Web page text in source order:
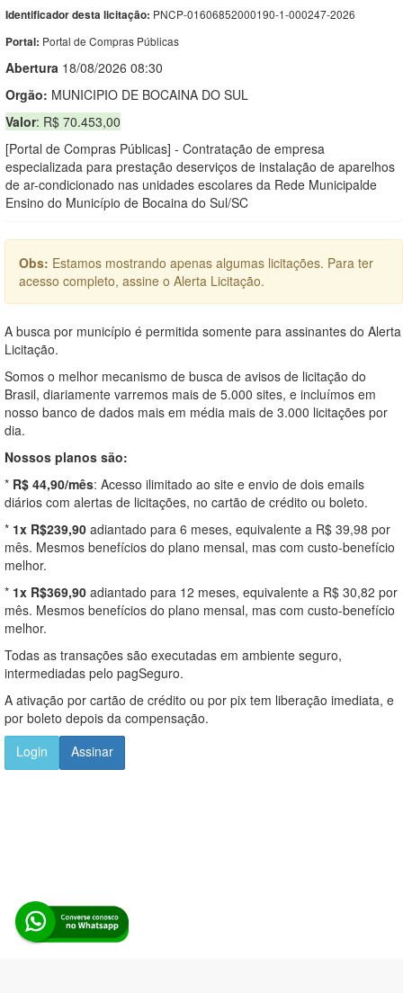
Identificador desta licitação: PNCP-01606852000190-1-000247-2026
Portal: Portal de Compras Públicas
Abertura 18/08/2026 08:30
Orgão: MUNICIPIO DE BOCAINA DO SUL
Valor: R$ 70.453,00
[Portal de Compras Públicas] - Contratação de empresa
especializada para prestação deserviços de instalação de aparelhos
de ar-condicionado nas unidades escolares da Rede Municipalde
Ensino do Município de Bocaina do Sul/SC
Obs: Estamos mostrando apenas algumas licitações. Para ter
acesso completo, assine o Alerta Licitação.
A busca por município é permitida somente para assinantes do Alerta
Licitação.
Somos o melhor mecanismo de busca de avisos de licitação do
Brasil, diariamente varremos mais de 5.000 sites, e incluímos em
nosso banco de dados mais em média mais de 3.000 licitações por
dia.
Nossos planos são:
* R$ 44,90/mês: Acesso ilimitado ao site e envio de dois emails
diários com alertas de licitações, no cartão de crédito ou boleto.
* 1x R$239,90 adiantado para 6 meses, equivalente a R$ 39,98 por
mês. Mesmos benefícios do plano mensal, mas com custo-benefício
melhor.
* 1x R$369,90 adiantado para 12 meses, equivalente a R$ 30,82 por
mês. Mesmos benefícios do plano mensal, mas com custo-benefício
melhor.
Todas as transações são executadas em ambiente seguro,
intermediadas pelo pagSeguro.
A ativação por cartão de crédito ou por pix tem liberação imediata, e
por boleto depois da compensação.
Login
Assinar